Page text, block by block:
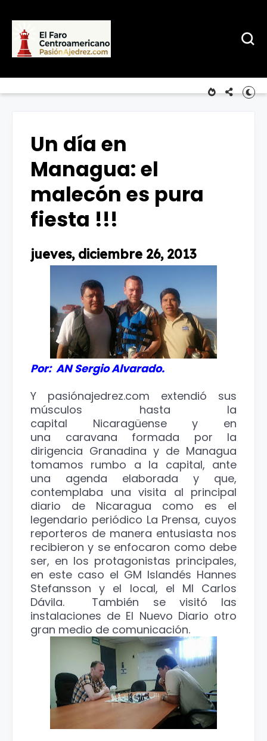
Un día en
Managua: el
malecón es pura
fiesta !!!
jueves, diciembre 26, 2013
Por: AN Sergio Alvarado.
Y pasiónajedrez.com extendió sus
músculos hasta la
capital Nicaragüense y en
una caravana formada por la
dirigencia Granadina y de Managua
tomamos rumbo a la capital, ante
una agenda elaborada y que,
contemplaba una visita al principal
diario de Nicaragua como es el
legendario periódico La Prensa, cuyos
reporteros de manera entusiasta nos
recibieron y se enfocaron como debe
ser, en los protagonistas principales,
en este caso el GM Islandés Hannes
Stefansson y el local, el MI Carlos
Dávila. También se visitó las
instalaciones de El Nuevo Diario otro
gran medio de comunicación.